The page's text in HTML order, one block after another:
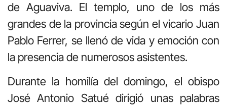
de Aguaviva. El templo, uno de los más
grandes de la provincia según el vicario Juan
Pablo Ferrer, se llenó de vida y emoción con
la presencia de numerosos asistentes.
Durante la homilía del domingo, el obispo
José Antonio Satué dirigió unas palabras